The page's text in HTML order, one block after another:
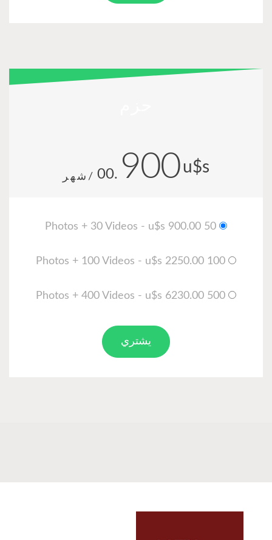
u$s
900
.00 /شهر
يشتري